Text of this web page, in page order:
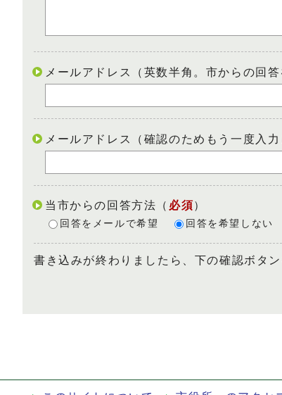
メールアドレス（英数半角。市からの回
メールアドレス（確認のためもう一度入力
当市からの回答方法 （ 必須）
回答をメールで希望 回答を希望しない
書き込みが終わりましたら、下の確認ボタン